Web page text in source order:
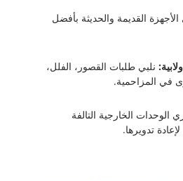
القديمة والحديثة بأفضل
نلبي طلبات القصور، الفلل،
في المزاحمية.
الوحدات الخارجية التالفة
تدويرها.